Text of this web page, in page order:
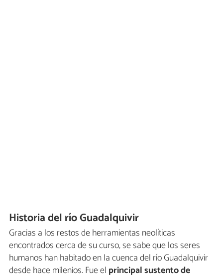
Historia del río Guadalquivir
Gracias a los restos de herramientas neolíticas
encontrados cerca de su curso, se sabe que los seres
humanos han habitado en la cuenca del río Guadalquivir
desde hace milenios. Fue el principal sustento de